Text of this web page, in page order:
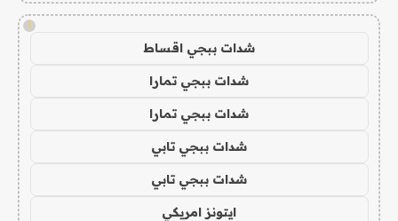
!
شدات ببجي اقساط
شدات ببجي تمارا
شدات ببجي تمارا
شدات ببجي تابي
شدات ببجي تابي
ايتونز امريكي